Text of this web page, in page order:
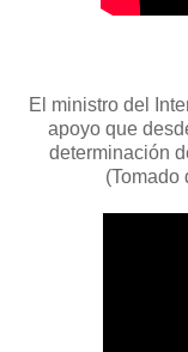
El ministro del
apoyo que
determinación
(Tomado